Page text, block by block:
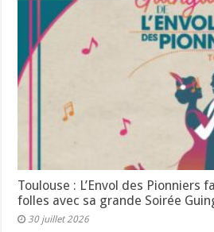
Toulouse : L’Envol des Pionniers
folles avec sa grande Soirée
30 juillet 2026